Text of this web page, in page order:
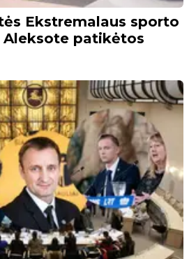
Ekstremalaus sporto
patikėtos